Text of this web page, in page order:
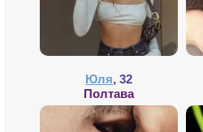
Юля, 32
Полтава